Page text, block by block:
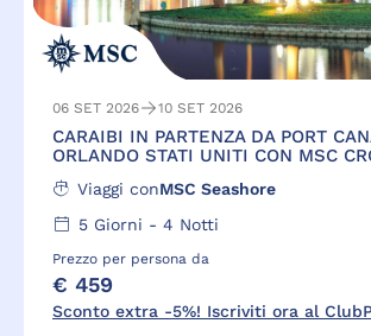
06 SET 2026 10 SET 2026
CARAIBI IN PARTENZA DA PORT
ORLANDO STATI UNITI CON MSC
Viaggi conMSC Seashore
5Giorni - 4 Notti
Prezzo per persona da
€ 459
Sconto extra -5%! Iscriviti ora al